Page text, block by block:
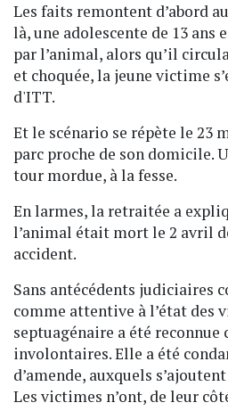
Les faits remontent d’abord
là, une adolescente de 13 ans
par l’animal, alors qu’il
et choquée, la jeune victime
d'ITT.
Et le scénario se répète le 23
parc proche de son domicile.
tour mordue, à la fesse.
En larmes, la retraitée a
l’animal était mort le 2 avril
accident.
Sans antécédents judiciaires
comme attentive à l’état des
septuagénaire a été reconnue
involontaires. Elle a été
d’amende, auxquels
Les victimes n’ont, de leur